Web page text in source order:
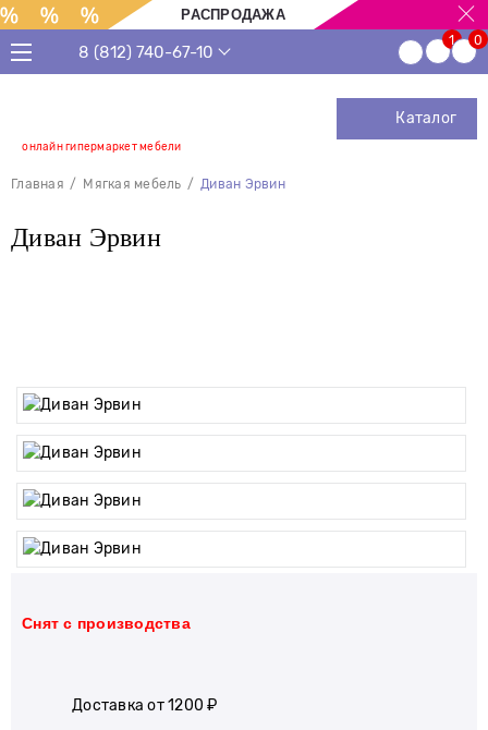
РАСПРОДАЖА
онлайн гипермаркет мебели
8 (812) 740-67-10
Каталог
Главная Мягкая мебель Диван Эрвин
Диван Эрвин
Cнят с производства
Доставка от 1200 ₽